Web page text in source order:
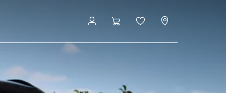
Konfigurieren & Preise